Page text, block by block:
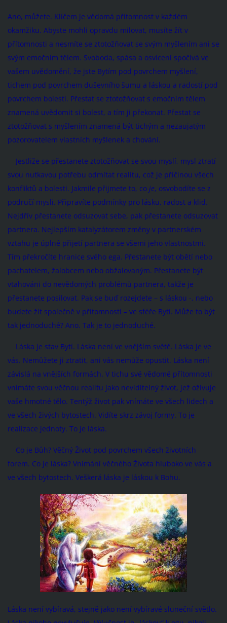
Ano, můžete. Klíčem je vědomá přítomnost v každém
okamžiku. Abyste mohli opravdu milovat, musíte žít v
přítomnosti a nesmíte se ztotožňovat se svým myšlením ani se
svým emočním tělem. Svoboda, spása a osvícení spočívá ve
vašem uvědomění, že jste Bytím pod povrchem myšlení,
tichem pod povrchem duševního šumu a láskou a radostí pod
povrchem bolesti. Přestat se ztotožňovat s emočním tělem
znamená uvědomit si bolest, a tím ji překonat. Přestat se
ztotožňovat s myšlením znamená být tichým a nezaujatým
pozorovatelem vlastních myšlenek a chování.
Jestliže se přestanete ztotožňovat se svou myslí, mysl ztratí
svou nutkavou potřebu odmítat realitu, což je příčinou všech
konfliktů a bolesti. Jakmile přijmete to, co je, osvobodíte se z
područí mysli. Připravíte podmínky pro lásku, radost a klid.
Nejdřív přestanete odsuzovat sebe, pak přestanete odsuzovat
partnera. Nejlepším katalyzátorem změny v partnerském
vztahu je úplné přijetí partnera se všemi jeho vlastnostmi.
Tím překročíte hranice svého ega. Přestanete být obětí nebo
pachatelem, žalobcem nebo obžalovaným. Přestanete být
vtahováni do nevědomých problémů partnera, takže je
přestanete posilovat. Pak se buď rozejdete – s láskou -, nebo
budete žít společně v přítomnosti – ve sféře Bytí. Může to být
tak jednoduché? Ano. Tak je to jednoduché.
Láska je stav Bytí. Láska není ve vnějším světě. Láska je ve
vás. Nemůžete ji ztratit, ani vás nemůže opustit. Láska není
závislá na vnějších formách. V tichu své vědomé přítomnosti
vnímáte svou věčnou realitu jako neviditelný život, jež oživuje
vaše hmotné tělo. Tentýž život pak vnímáte ve všech lidech a
ve všech živých bytostech. Vidíte skrz závoj formy. To je
realizace jednoty. To je láska.
Co je Bůh? Věčný Život pod povrchem všech životních
forem. Co je láska? Vnímání věčného Života hluboko ve vás a
ve všech bytostech. Veškerá láska je láskou k Bohu.
Láska není vybíravá, stejně jako není vybíravé sluneční světlo.